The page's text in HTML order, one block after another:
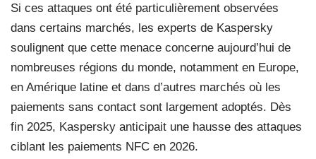
Si ces attaques ont été particulièrement observées
dans certains marchés, les experts de Kaspersky
soulignent que cette menace concerne aujourd’hui de
nombreuses régions du monde, notamment en Europe,
en Amérique latine et dans d’autres marchés où les
paiements sans contact sont largement adoptés. Dès
fin 2025, Kaspersky anticipait une hausse des attaques
ciblant les paiements NFC en 2026.